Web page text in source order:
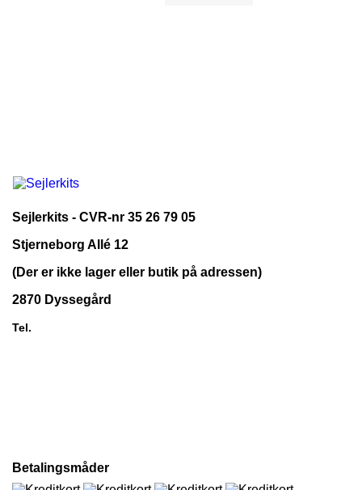
Sejlerkits - CVR-nr 35 26 79 05
Stjerneborg Allé 12
(Der er ikke lager eller butik på adressen)
2870 Dyssegård
Tel.
Betalingsmåder